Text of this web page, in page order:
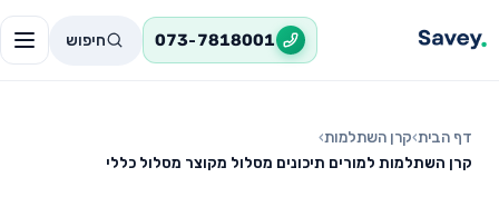
073-7818001 חיפוש
דף הבית›קרן השתלמות›
קרן השתלמות למורים תיכונים מסלול מקוצר מסלול כללי